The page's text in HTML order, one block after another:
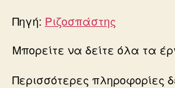
Πηγή: Ριζοσπάστης
Μπορείτε να δείτε όλα τα
Περισσότερες πληροφορίες